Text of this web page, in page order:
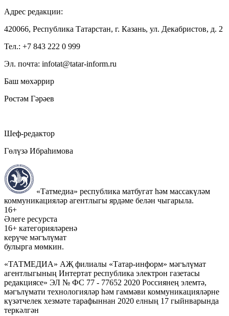
Адрес редакции:
420066, Республика Татарстан, г. Казань, ул. Декабристов, д. 2
Тел.: +7 843 222 0 999
Эл. почта: infotat@tatar-inform.ru
Баш мөхәррир
Рөстәм Гәрәев
Шеф-редактор
Гөлүзә Ибраһимова
«Татмедиа» республика матбугат һәм массакүләм
коммуникацияләр агентлыгы ярдәме белән чыгарыла.
16+
Әлеге ресурста
16+ категорияләренә
керүче мәгълүмат
булырга мөмкин.
«ТАТМЕДИА» АҖ филиалы «Татар-информ» мәгълүмат
агентлыгының Интертат республика электрон газетасы
редакциясе» ЭЛ № ФС 77 - 77652 2020 Россиянең элемтә,
мәгълүмати технологияләр һәм гаммәви коммуникацияләрне
күзәтчелек хезмәте тарафыннан 2020 елның 17 гыйнварында
теркәлгән